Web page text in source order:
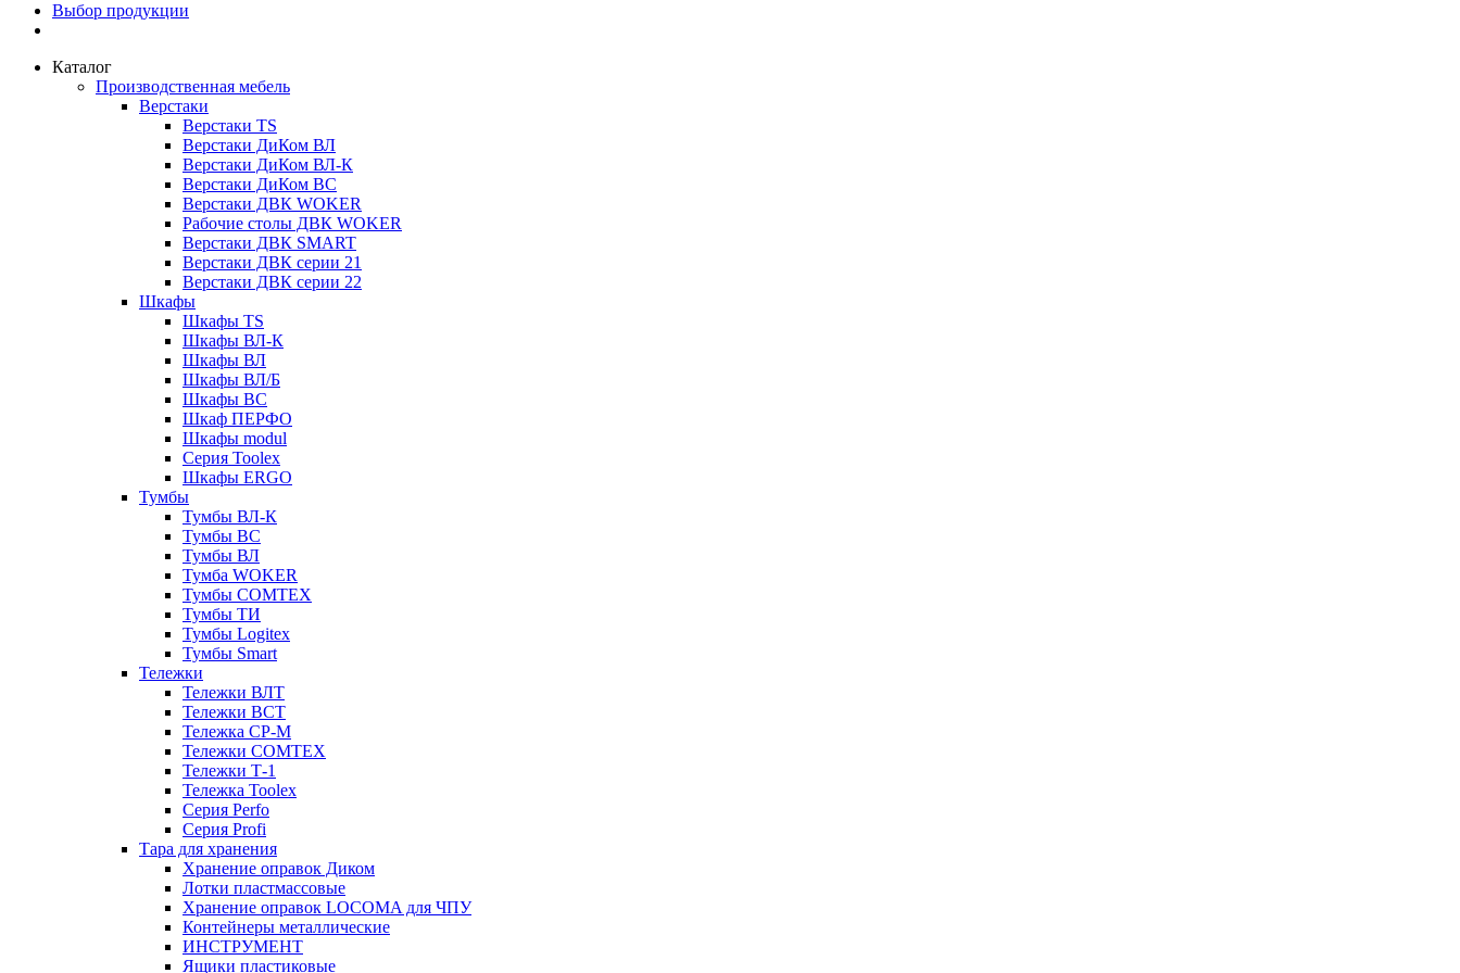
Выбор продукции
Каталог
Производственная мебель
Верстаки
Верстаки TS
Верстаки ДиКом ВЛ
Верстаки ДиКом ВЛ-К
Верстаки ДиКом ВС
Верстаки ДВК WOKER
Рабочие столы ДВК WOKER
Верстаки ДВК SMART
Верстаки ДВК серии 21
Верстаки ДВК серии 22
Шкафы
Шкафы TS
Шкафы ВЛ-К
Шкафы ВЛ
Шкафы ВЛ/Б
Шкафы ВС
Шкаф ПЕРФО
Шкафы modul
Серия Toolex
Шкафы ERGO
Тумбы
Тумбы ВЛ-К
Тумбы ВС
Тумбы ВЛ
Тумба WOKER
Тумбы COMTEX
Тумбы ТИ
Тумбы Logitex
Тумбы Smart
Тележки
Тележки ВЛТ
Тележки ВСТ
Тележка СР-М
Тележки COMTEX
Тележки Т-1
Тележка Toolex
Серия Perfo
Серия Profi
Тара для хранения
Хранение оправок Диком
Лотки пластмассовые
Хранение оправок LOCOMA для ЧПУ
Контейнеры металлические
ИНСТРУМЕНТ
Ящики пластиковые